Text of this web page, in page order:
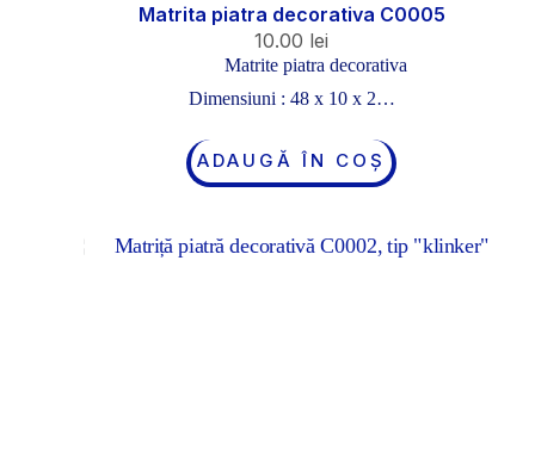
Matrita piatra decorativa C0005
10.00 lei
Matrite piatra decorativa
Dimensiuni : 48 x 10 x 2…
ADAUGĂ ÎN COȘ